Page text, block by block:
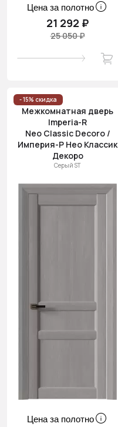
Цена за полотно
21 292 ₽
25 050 ₽
- 15% скидка
Межкомнатная дверь
Imperia-R
Neo Classic Decoro /
Империя-Р Нео Классик
Декоро
Серый ST
Цена за полотно